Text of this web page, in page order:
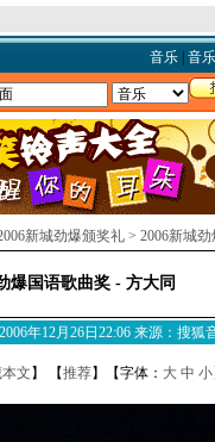
音乐| 音
新城劲爆颁奖礼 > 2006新城
爆国语歌曲奖 - 方大同
年12月26日22:06 来源：搜狐
文 】 【推荐】【字体： 大 中 小